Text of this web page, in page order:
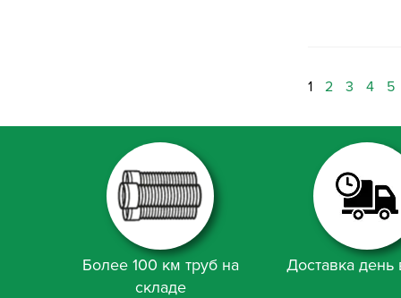
1 2 3 4 5
Более 100 км труб на
складе
Доставка день